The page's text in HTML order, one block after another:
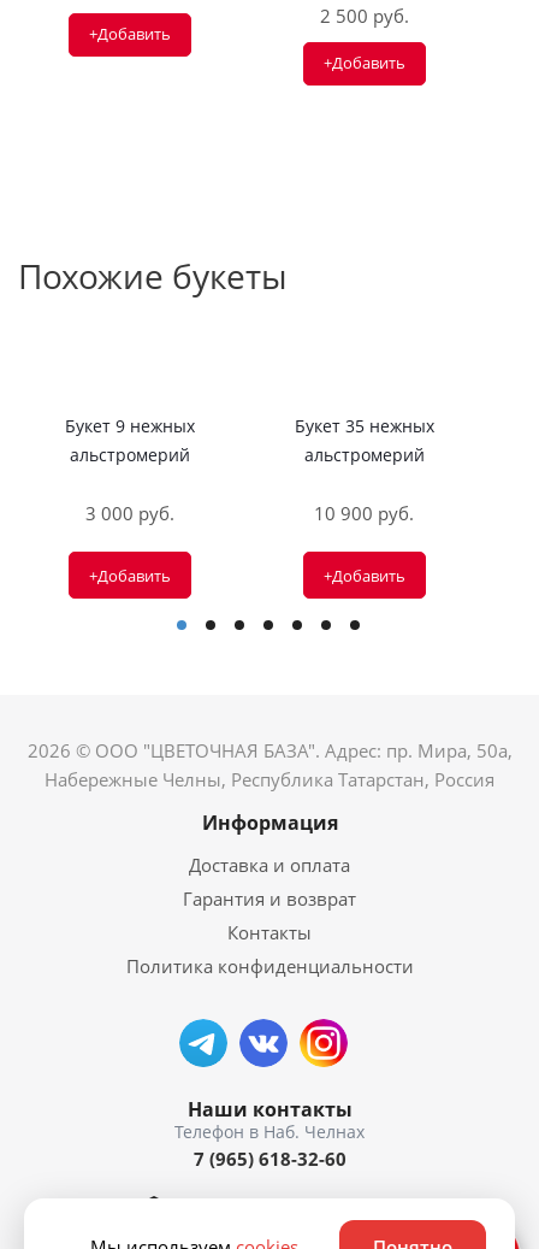
+Добавить
2 500 руб.
+Добавить
Похожие букеты
Букет 9 нежных
альстромерий
3 000 руб.
+Добавить
Букет 35 нежных
альстромерий
10 900 руб.
+Добавить
2026 © ООО "ЦВЕТОЧНАЯ БАЗА". Адрес: пр. Мира, 50а,
Набережные Челны, Республика Татарстан, Россия
Информация
Доставка и оплата
Гарантия и возврат
Контакты
Политика конфиденциальности
Наши контакты
7 (965) 618-32-60